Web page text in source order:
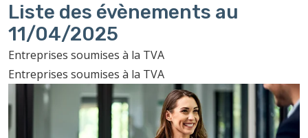
Liste des évènements au
11/04/2025
Entreprises soumises à la TVA
Entreprises soumises à la TVA